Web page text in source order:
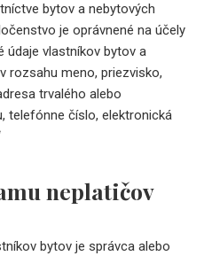
bytov a nebytových
je oprávnené na účely
údaje vlastníkov bytov a
rozsahu meno, priezvisko,
trvalého alebo
telefónne číslo, elektronická
neplatičov
bytov je správca alebo